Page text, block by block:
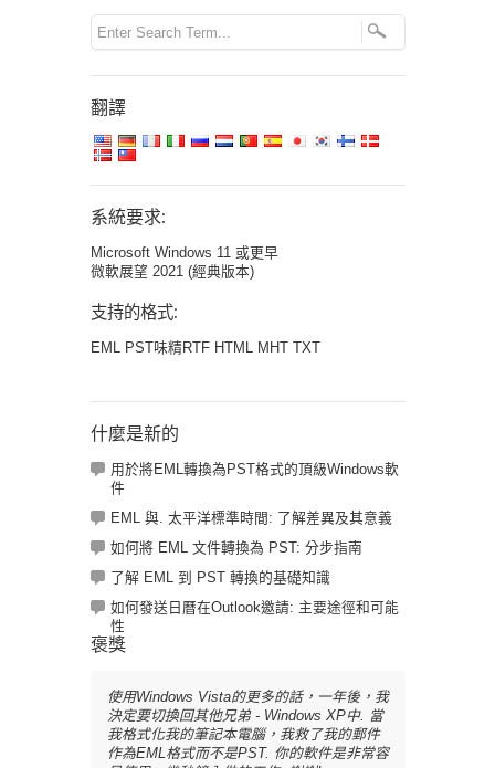
翻譯
系統要求:
Microsoft Windows 11 或更早
微軟展望 2021 (經典版本)
支持的格式:
EML PST味精RTF HTML MHT TXT
什麼是新的
用於將EML轉換為PST格式的頂級Windows軟
件
EML 與. 太平洋標準時間: 了解差異及其意義
如何將 EML 文件轉換為 PST: 分步指南
了解 EML 到 PST 轉換的基礎知識
如何發送日曆在Outlook邀請: 主要途徑和可能
性
褒獎
使用Windows Vista的更多的話，一年後，我
決定要切換回其他兄弟 - Windows XP中. 當
我格式化我的筆記本電腦，我救了我的郵件
作為EML格式而不是PST. 你的軟件是非常容